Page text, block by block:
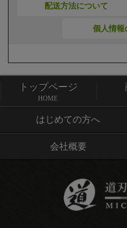
配送方法について
個人情報
トップページ
はじめての方へ
会社概要
トップページ
HOME